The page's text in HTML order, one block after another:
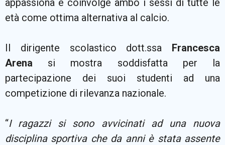
appassiona e coinvolge ambo i sessi di tutte le
età come ottima alternativa al calcio.
Il dirigente scolastico dott.ssa Francesca
Arena si mostra soddisfatta per la
partecipazione dei suoi studenti ad una
competizione di rilevanza nazionale.
“I ragazzi si sono avvicinati ad una nuova
disciplina sportiva che da anni è stata assente